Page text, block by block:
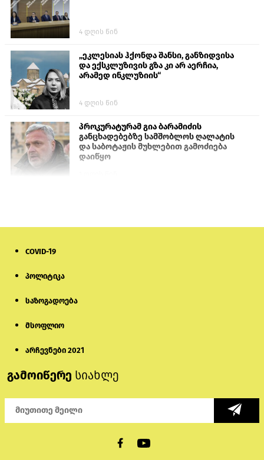
4 დღის წინ
„ეკლესიას ჰქონდა შანსი, განზიდვისა
და ექსკლუზივის გზა კი არ აერჩია,
არამედ ინკლუზიის“
4 დღის წინ
პროკურატურამ გია ბარამიძის
განცხადებებზე სამშობლოს ღალატის
და საბოტაჟის მუხლებით გამოძიება
დაიწყო
თაღლითურ ქოლცენტრში
აგრძელებენ დანაშაულებრივ
საქმიანობას
რას ამბობს საქმის პროკურორი
არასრულწლოვნებისთვის
COVID-19
პოლიტიკა
საზოგადოება
მსოფლიო
არჩევნები 2021
გამოიწერე სიახლე